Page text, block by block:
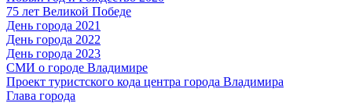
75 лет Великой Победе
День города 2021
День города 2022
День города 2023
СМИ о городе Владимире
Проект туристского кода центра города Владимира
Глава города